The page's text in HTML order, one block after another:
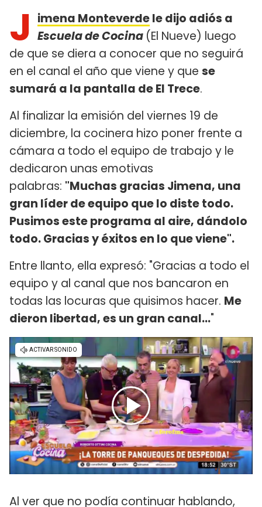
J imena Monteverdele dijo adiós a
Escuela de Cocina (El Nueve) luego
de que se diera a conocer que no seguirá
en el canal el año que viene y que se
sumará a la pantalla de El Trece.
Al finalizar la emisión del viernes 19 de
diciembre, la cocinera hizo poner frente a
cámara a todo el equipo de trabajo y le
dedicaron unas emotivas
palabras: "Muchas gracias Jimena, una
gran líder de equipo que lo diste todo.
Pusimos este programa al aire, dándolo
todo. Gracias y éxitos en lo que viene".
Entre llanto, ella expresó: "Gracias a todo el
equipo y al canal que nos bancaron en
todas las locuras que quisimos hacer. Me
dieron libertad, es un gran canal..."
Al ver que no podía continuar hablando,